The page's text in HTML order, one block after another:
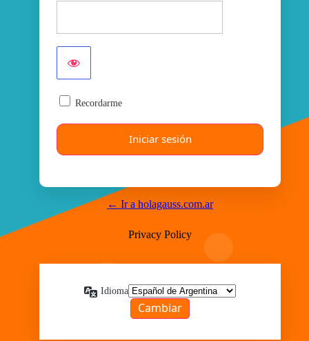
Recordarme
← Ir a holagauss.com.ar
Privacy Policy
Idioma